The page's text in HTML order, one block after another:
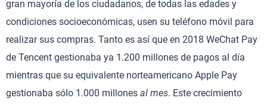
gran mayoría de los ciudadanos, de todas las edades y
condiciones socioeconómicas, usen su teléfono móvil para
realizar sus compras. Tanto es así que en 2018 WeChat Pay
de Tencent gestionaba ya 1.200 millones de pagos al día
mientras que su equivalente norteamericano Apple Pay
gestionaba sólo 1.000 millones al mes. Este crecimiento